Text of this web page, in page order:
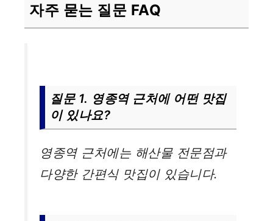
자주 묻는 질문 FAQ
질문 1. 영종역 근처에 어떤 맛집
이 있나요?
영종역 근처에는 해산물 전문점과
다양한 간편식 맛집이 있습니다.